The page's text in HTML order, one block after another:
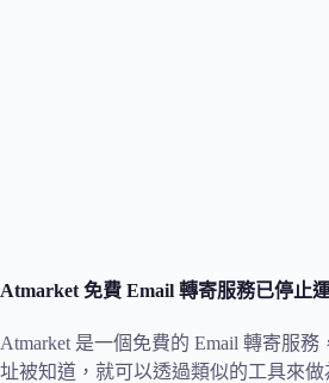
Atmarket 免費 Email 轉寄服務已停止
Atmarket 是一個免費的 Email 轉寄服
址被知道，就可以透過類似的工具來